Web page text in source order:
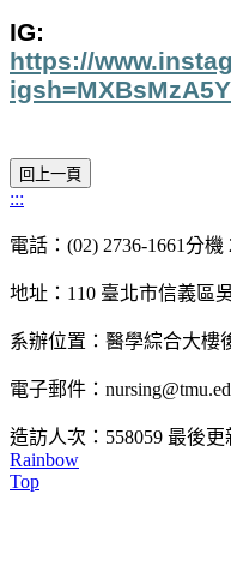
IG:
https://
:::
電話：(02) 2736-1661分機
地址：110 臺北市信義區
系辦位置：醫學綜合大樓
電子郵件：
造訪人次：558059 最後更
Rainbow
Top